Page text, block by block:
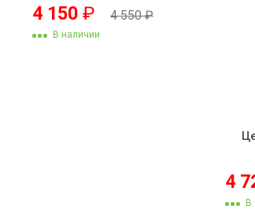
4 150 ₽ 4 550₽
В наличии
4
В